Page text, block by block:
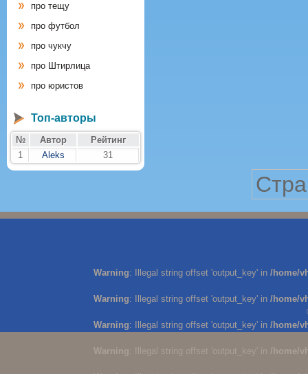
про тещу
про футбол
про чукчу
про Штирлица
про юристов
Топ-авторы
№ Автор
Рейтинг
1
Aleks 31
Warning: Illegal string offset 'output_key' in /home/
Warning: Illegal string offset 'output_key' in /home/
Warning: Illegal string offset 'output_key' in /home/
Warning : Illegal string offset 'output_key' in /home/